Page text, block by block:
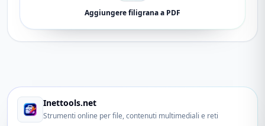
Aggiungere filigrana a PDF
Inettools.net
Strumenti online per file, contenuti multimediali e reti